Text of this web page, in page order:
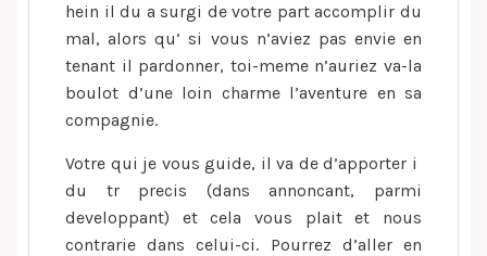
hein il du a surgi de votre part accomplir du
mal, alors qu’ si vous n’aviez pas envie en
tenant il pardonner, toi-meme n’auriez va-la
boulot d’une loin charme l’aventure en sa
compagnie.
Votre qui je vous guide, il va de d’apporter i
du tr precis (dans annoncant, parmi
developpant) et cela vous plait et nous
contrarie dans celui-ci. Pourrez d’aller en